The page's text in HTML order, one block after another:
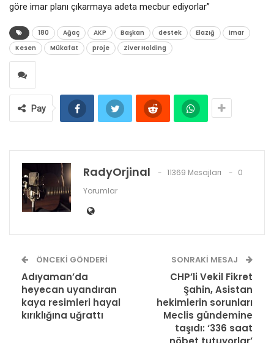
göre imar planı çıkarmaya adeta mecbur ediyorlar”
180 Ağaç AKP Başkan destek Elazığ
imar
Kesen
Mükafat proje Ziver Holding
Pay
RadyOrjinal 11369 Mesajları
0
Yorumlar
ÖNCEKI GÖNDERI
Adıyaman’da
heyecan uyandıran
kaya resimleri hayal
kırıklığına uğrattı
SONRAKI MESAJ
CHP’li Vekil Fikret
Şahin, Asistan
hekimlerin sorunları
Meclis gündemine
taşıdı: ‘336 saat